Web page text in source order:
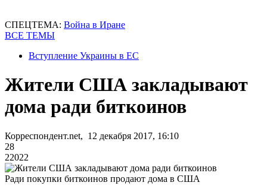
СПЕЦТЕМА: Война в Иране
ВСЕ ТЕМЫ
Вступление Украины в ЕС
Жители США закладывают
дома ради биткоинов
Корреспондент.net, 12 декабря 2017, 16:10
28
22022
Ради покупки биткоинов продают дома в США